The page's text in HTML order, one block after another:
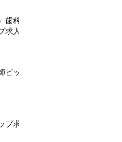
歯科
求人
ピッ
プ求